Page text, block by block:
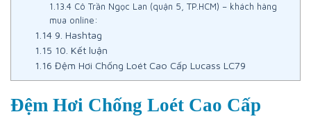
1.13.4 Cô Trần Ngọc Lan (quận 5, TP.HCM) – khách hàng
mua online:
1.149. Hashtag
1.15 10. Kết luận
1.16 Đệm Hơi Chống Loét Cao Cấp Lucass LC79
Đệm Hơi Chống Loét Cao Cấp